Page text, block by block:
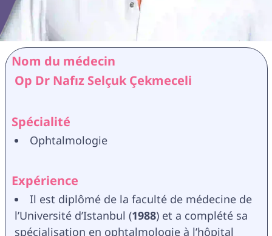
Nom du médecin
Op Dr Nafız Selçuk Çekmeceli
Spécialité
Ophtalmologie
Expérience
Il est diplômé de la faculté de médecine de
l’Université d’Istanbul (1988) et a complété sa
spécialisation en ophtalmologie à l’hôpital